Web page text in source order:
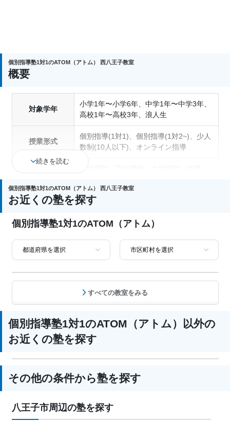
個別指導塾1対1のATOM（アトム） 西八王子教室
概要
対象学年
小学1年〜小学6年、中学1年〜中学3年、
高校1年〜高校3年、浪人生
授業形式
個別指導(1対1)、個別指導(1対2~)、少人
数制(10人以下)、オンライン指導
通塾の目的
の定着、総合型選抜(旧AO)対策、推薦入
試対策、国公立大対策、私大対策、共通
塾の特徴
り、授業の振替可能、不登校生に対応、
オンライン対応、1科目から受講可能、
科目
国語、現代文、古典（古文・漢文）、算
学、社会、倫理、日本史、世界史、歴史
総合、政治経済、地理、英語、情報、小
論文
続きを読む
個別指導塾1対1のATOM（アトム） 西八王子教室
お近くの塾を探す
個別指導塾1対1のATOM（アトム）
すべての教室をみる
個別指導塾1対1のATOM（アトム）以外の
お近くの塾を探す
その他の条件から塾を探す
八王子市周辺の塾を探す